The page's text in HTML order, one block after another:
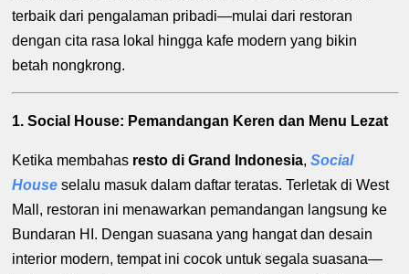
terbaik dari pengalaman pribadi—mulai dari restoran
dengan cita rasa lokal hingga kafe modern yang bikin
betah nongkrong.
1. Social House: Pemandangan Keren dan Menu Lezat
Ketika membahas resto di Grand Indonesia,Social
House selalu masuk dalam daftar teratas. Terletak di West
Mall, restoran ini menawarkan pemandangan langsung ke
Bundaran HI. Dengan suasana yang hangat dan desain
interior modern, tempat ini cocok untuk segala suasana—